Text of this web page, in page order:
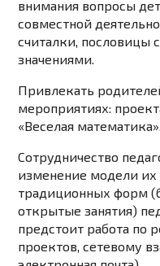
внимания вопросы
совместной
считалки, пословицы
значениями.
Привлекать
мероприятиях:
«Веселая
Сотрудничество
изменение модели
традиционных форм
открытые занятия)
предстоит работа по
проектов, сетевому